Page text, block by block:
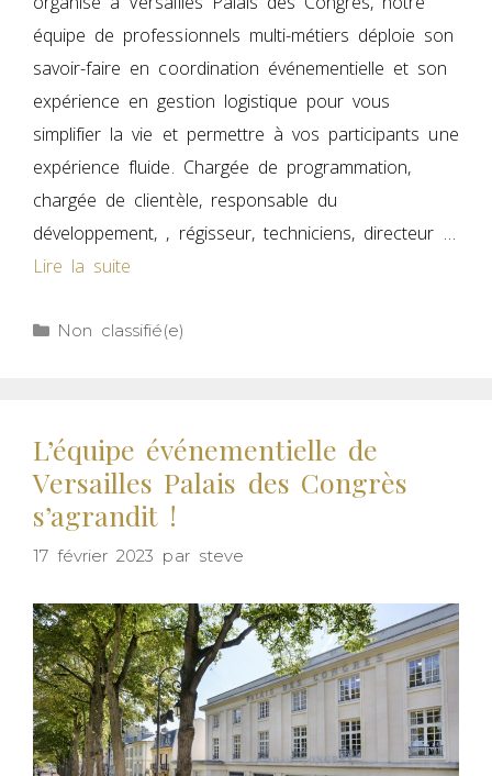
équipe de professionnels multi-métiers déploie son
savoir-faire en coordination événementielle et son
expérience en gestion logistique pour vous
simplifier la vie et permettre à vos participants une
expérience fluide. Chargée de programmation,
chargée de clientèle, responsable du
développement, , régisseur, techniciens, directeur …
Lire la suite
Non classifié(e)
L’équipe événementielle de
Versailles Palais des Congrès
s’agrandit !
17 février 2023 par steve